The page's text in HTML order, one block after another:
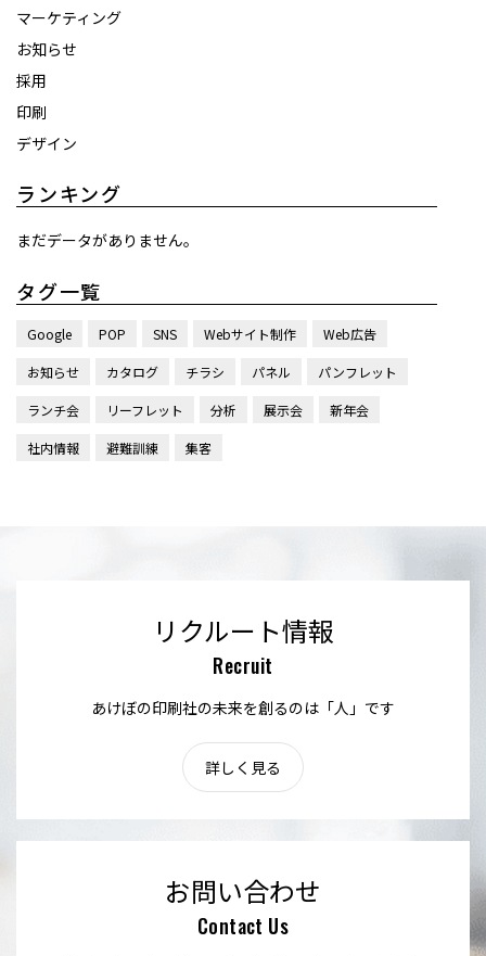
マーケティング
お知らせ
採用
印刷
デザイン
ランキング
まだデータがありません。
タグ一覧
Google POP SNS Webサイト制作 Web広告
お知らせ カタログ チラシ パネル パンフレット
ランチ会 リーフレット 分析 展示会 新年会
社内情報 避難訓練 集客
リクルート情報
Recruit
あけぼの印刷社の未来を創るのは「人」です
詳しく見る
お問い合わせ
Contact Us